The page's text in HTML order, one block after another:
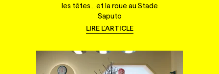
les têtes... et la roue au Stade
Saputo
LIRE L'ARTICLE